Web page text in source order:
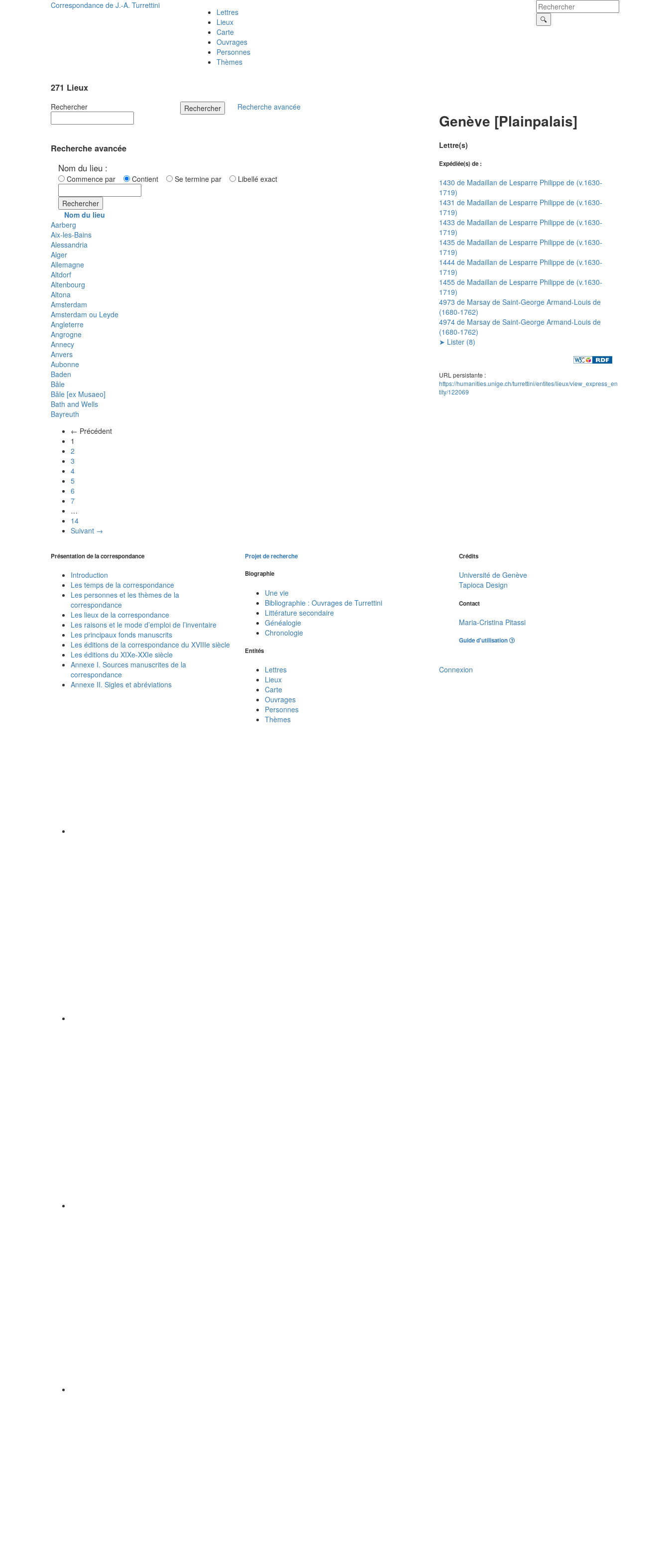
Correspondance de J.-A. Turrettini
Lettres
Lieux
Carte
Ouvrages
Personnes
Thèmes
271 Lieux
Rechercher Rechercher Recherche avancée
Recherche avancée
Nom du lieu :
Commence par Contient Se termine par Libellé exact
Rechercher
Nom du lieu
Aarberg
Aix-les-Bains
Alessandria
Alger
Allemagne
Altdorf
Altenbourg
Altona
Amsterdam
Amsterdam ou Leyde
Angleterre
Angrogne
Annecy
Anvers
Aubonne
Baden
Bâle
Bâle [ex Musaeo]
Bath and Wells
Bayreuth
← Précédent
1
2
3
4
5
6
7
…
14
Suivant →
Genève [Plainpalais]
Lettre(s)
Expédiée(s) de :
1430 de Madaillan de Lesparre Philippe de (v.1630-
1719)
1431 de Madaillan de Lesparre Philippe de (v.1630-
1719)
1433 de Madaillan de Lesparre Philippe de (v.1630-
1719)
1435 de Madaillan de Lesparre Philippe de (v.1630-
1719)
1444 de Madaillan de Lesparre Philippe de (v.1630-
1719)
1455 de Madaillan de Lesparre Philippe de (v.1630-
1719)
4973 de Marsay de Saint-George Armand-Louis de
(1680-1762)
4974 de Marsay de Saint-George Armand-Louis de
(1680-1762)
➤ Lister (8)
URL persistante :
https://humanities.unige.ch/turrettini/entites/lieux/view_express_en
tity/122069
Présentation de la correspondance
Introduction
Les temps de la correspondance
Les personnes et les thèmes de la
correspondance
Les lieux de la correspondance
Les raisons et le mode d’emploi de l’inventaire
Les principaux fonds manuscrits
Les éditions de la correspondance du XVIIIe siècle
Les éditions du XIXe-XXIe siècle
Annexe I. Sources manuscrites de la
correspondance
Annexe II. Sigles et abréviations
Projet de recherche
Biographie
Une vie
Bibliographie : Ouvrages de Turrettini
Littérature secondaire
Généalogie
Chronologie
Entités
Lettres
Lieux
Carte
Ouvrages
Personnes
Thèmes
Crédits
Université de Genève
Tapioca Design
Contact
Maria-Cristina Pitassi
Guide d'utilisation
Connexion